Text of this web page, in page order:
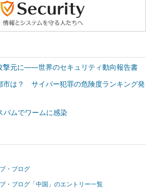
撃元に――世界のセキュリティ動向報告書
市は？ サイバー犯罪の危険度ランキング発
パムでワームに感染
・ブログ
・ブログ「中国」のエントリー一覧